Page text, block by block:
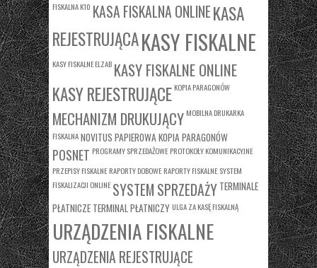
FISKALNA K10 KASA FISKALNA ONLINEKASA
REJESTRUJĄCAKASY FISKALNE
KASY FISKALNE ELZAB KASY FISKALNE ONLINE
KASY REJESTRUJĄCE KOPIA PARAGONÓW
MECHANIZM DRUKUJĄCY MOBILNA DRUKARKA
FISKALNANOVITUS PAPIEROWA KOPIA PARAGONÓW
POSNET PROGRAMY SPRZEDAŻOWE PROTOKOŁY KOMUNIKACYJNE
PRZEPISY FISKALNE RAPORTY DOBOWE RAPORTY FISKALNE SYSTEM
FISKALIZACJI ONLINE SYSTEM SPRZEDAŻY TERMINALE
PŁATNICZE TERMINAL PŁATNICZY ULGA ZA KASĘ FISKALNĄ
URZĄDZENIA FISKALNE
URZĄDZENIA REJESTRUJĄCE